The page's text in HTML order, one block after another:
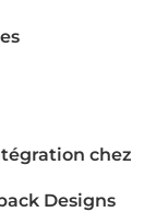
chez
Designs